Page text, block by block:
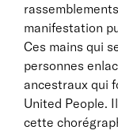
manifestation
Ces mains qui
personnes
ancestraux qui
United People.
cette